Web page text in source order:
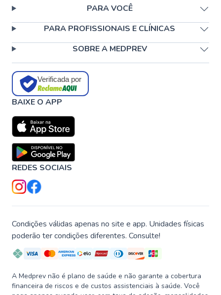
PARA VOCÊ
PARA PROFISSIONAIS E CLÍNICAS
SOBRE A MEDPREV
Verificada por
BAIXE O APP
REDES SOCIAIS
Condições válidas apenas no site e app. Unidades físicas
poderão ter condições diferentes. Consulte!
A Medprev não é plano de saúde e não garante a cobertura
financeira de riscos e de custos assistenciais à saúde. Você